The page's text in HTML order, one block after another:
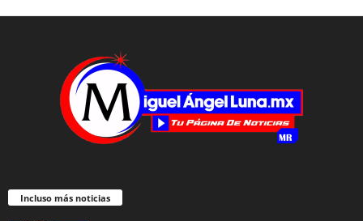
Incluso más noticias